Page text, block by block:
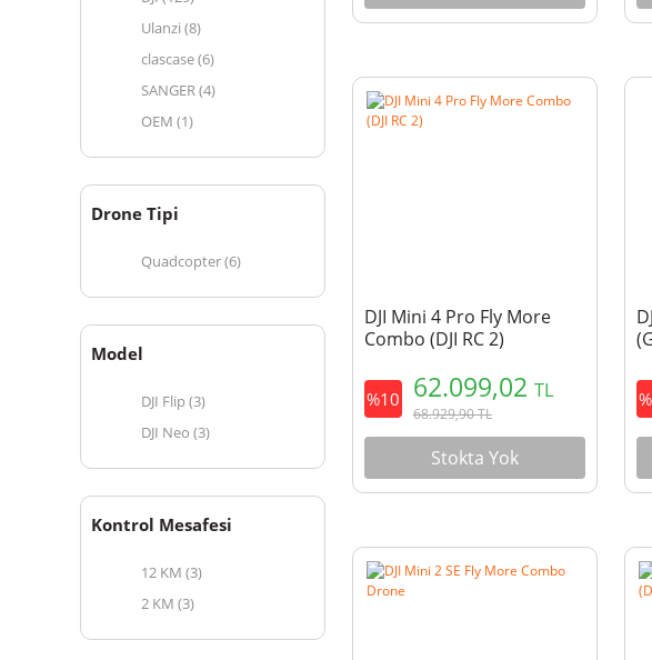
Ulanzi (8)
clascase (6)
SANGER (4)
OEM (1)
Drone Tipi
Quadcopter (6)
Model
DJI Flip (3)
DJI Neo (3)
Kontrol Mesafesi
12 KM (3)
2 KM (3)
DJI Mini 4 Pro Fly More
Combo (DJI RC 2)
%10 62.099,02 TL
68.929,90TL
Stokta Yok